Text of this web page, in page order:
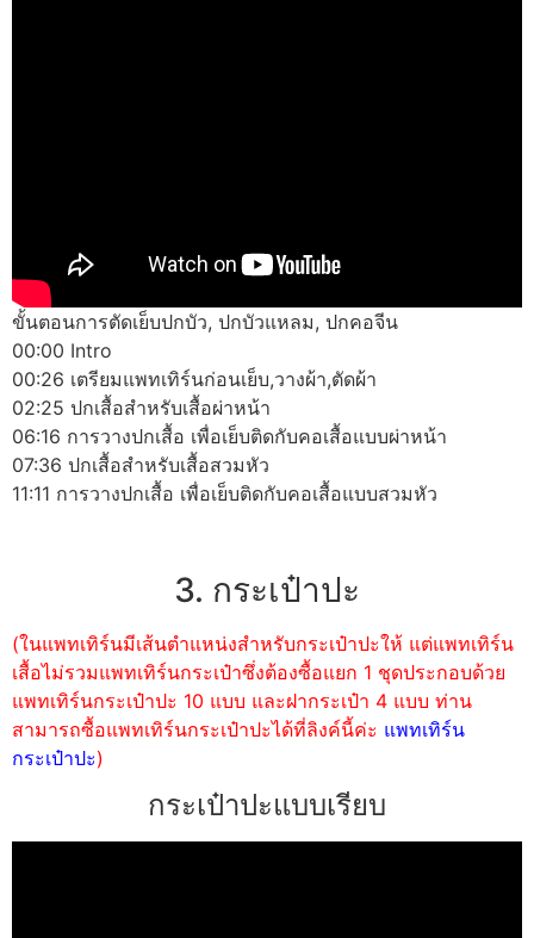
ขั้นตอนการตัดเย็บปกบัว, ปกบัวแหลม, ปกคอจีน
00:00 Intro
00:26 เตรียมแพทเทิร์นก่อนเย็บ,วางผ้า,ตัดผ้า
02:25 ปกเสื้อสำหรับเสื้อผ่าหน้า
06:16 การวางปกเสื้อ เพื่อเย็บติดกับคอเสื้อแบบผ่าหน้า
07:36 ปกเสื้อสำหรับเสื้อสวมหัว
11:11 การวางปกเสื้อ เพื่อเย็บติดกับคอเสื้อแบบสวมหัว
3. กระเป๋าปะ
(ในแพทเทิร์นมีเส้นตำแหน่งสำหรับกระเป๋าปะให้ แต่แพทเทิร์น
เสื้อไม่รวมแพทเทิร์นกระเป๋าซึ่งต้องซื้อแยก 1 ชุดประกอบด้วย
แพทเทิร์นกระเป๋าปะ 10 แบบ และฝากระเป๋า 4 แบบ ท่าน
สามารถซื้อแพทเทิร์นกระเป๋าปะได้ที่ลิงค์นี้ค่ะ แพทเทิร์น
กระเป๋าปะ)
กระเป๋าปะแบบเรียบ